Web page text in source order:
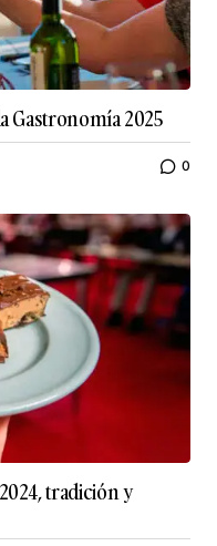
Gastronomía 2025
0
tradición y